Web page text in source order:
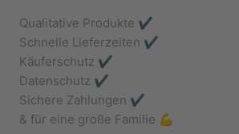
Qualitative Produkte ✔️
Schnelle Lieferzeiten ✔️
Käuferschutz ✔️
Datenschutz ✔️
Sichere Zahlungen ✔️
& für eine große Familie 💪